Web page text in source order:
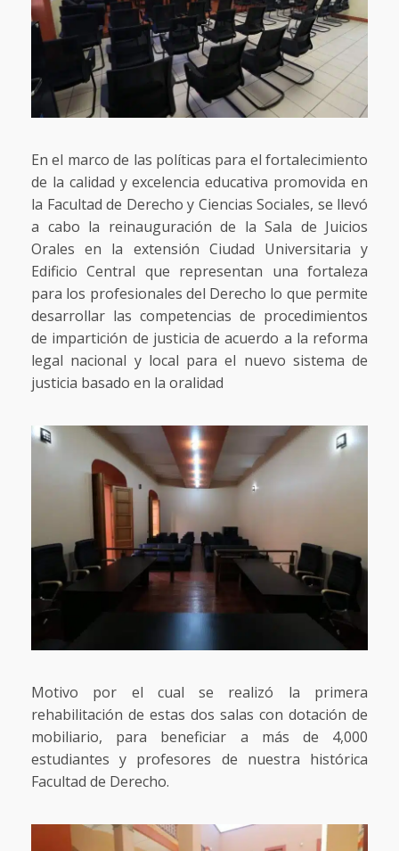
En el marco de las políticas para el fortalecimiento
de la calidad y excelencia educativa promovida en
la Facultad de Derecho y Ciencias Sociales, se llevó
a cabo la reinauguración de la Sala de Juicios
Orales en la extensión Ciudad Universitaria y
Edificio Central que representan una fortaleza
para los profesionales del Derecho lo que permite
desarrollar las competencias de procedimientos
de impartición de justicia de acuerdo a la reforma
legal nacional y local para el nuevo sistema de
justicia basado en la oralidad
Motivo por el cual se realizó la primera
rehabilitación de estas dos salas con dotación de
mobiliario, para beneficiar a más de 4,000
estudiantes y profesores de nuestra histórica
Facultad de Derecho.